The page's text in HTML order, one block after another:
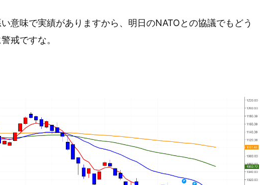
意味で実績がありますから、明日のNATOとの協議でもどう
戒ですな。